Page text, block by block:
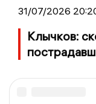
31/07/2026
Клычков: